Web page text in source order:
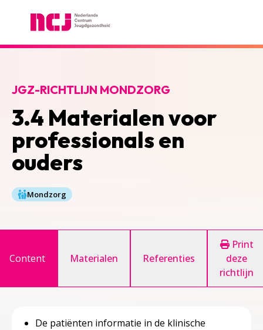
3.4 Materialen voor
professionals en
ouders
JGZ-RICHTLIJN MONDZORG
Mondzorg
Content Materialen Referenties
Print
deze
richtlijn
De patiënten informatie in de klinische